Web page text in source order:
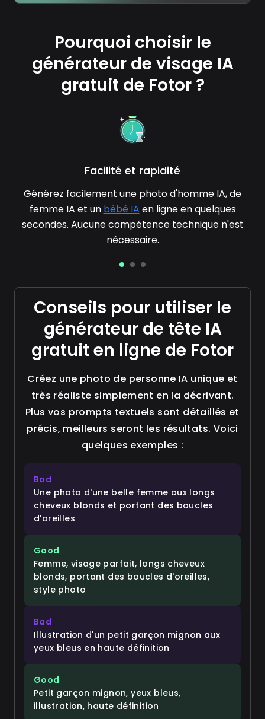
Pourquoi choisir le
générateur de visage IA
gratuit de Fotor ?
Facilité et rapidité
Générez facilement une photo d'homme IA, de
femme IA et un bébé IA en ligne en quelques
secondes. Aucune compétence technique n'est
nécessaire.
Conseils pour utiliser le
générateur de tête IA
gratuit en ligne de Fotor
Créez une photo de personne IA unique et
très réaliste simplement en la décrivant.
Plus vos prompts textuels sont détaillés et
précis, meilleurs seront les résultats. Voici
quelques exemples :
Bad
Une photo d'une belle femme aux longs
cheveux blonds et portant des boucles
d'oreilles
Good
Femme, visage parfait, longs cheveux
blonds, portant des boucles d'oreilles,
style photo
Bad
Illustration d'un petit garçon mignon aux
yeux bleus en haute définition
Good
Petit garçon mignon, yeux bleus,
illustration, haute définition